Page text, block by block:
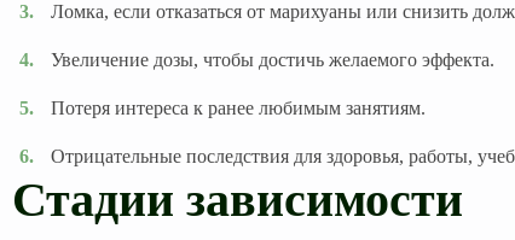
Ломка, если отказаться от марихуаны или снизить
Увеличение дозы, чтобы достичь желаемого эффекта.
Потеря интереса к ранее любимым занятиям.
Отрицательные последствия для здоровья, работы,
Стадии зависимости